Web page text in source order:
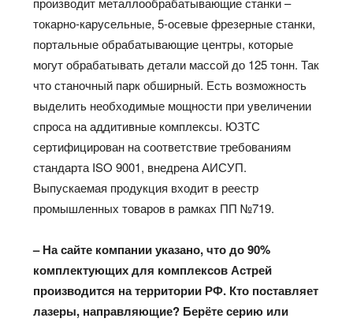
токарно-карусельные, 5-осевые фрезерные станки,
портальные обрабатывающие центры, которые
могут обрабатывать детали массой до 125 тонн. Так
что станочный парк обширный. Есть возможность
выделить необходимые мощности при увеличении
спроса на аддитивные комплексы. ЮЗТС
сертифицирован на соответствие требованиям
стандарта ISO 9001, внедрена АИСУП.
Выпускаемая продукция входит в реестр
промышленных товаров в рамках ПП №719.
– На сайте компании указано, что до 90%
комплектующих для комплексов Астрей
производится на территории РФ. Кто поставляет
лазеры, направляющие? Берёте серию или